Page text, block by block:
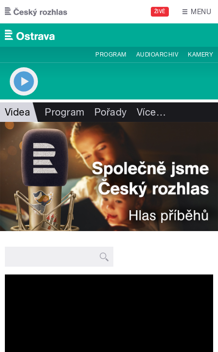
Přejít k hlavnímu obsahu
ŽIVĚ MENU
PROGRAM AUDIOARCHIV KAMERY
Videa Program Pořady Více…